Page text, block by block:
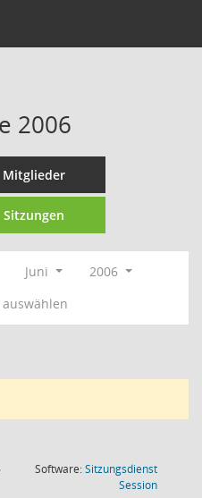
2006
Mitglieder
Sitzungen
Juni
2006
Software:Sitzungsdienst
Session(Wird in